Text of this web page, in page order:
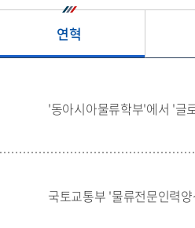
연혁
'동아시아물류학부'에서 '글
국토교통부 '물류전문인력